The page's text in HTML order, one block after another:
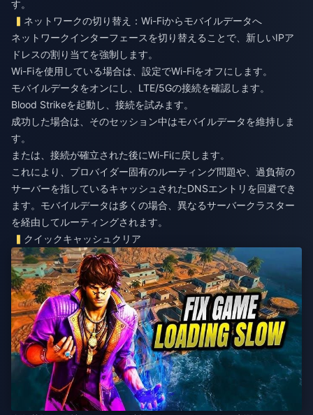
す。
ネットワークの切り替え：Wi-Fiからモバイルデータへ
ネットワークインターフェースを切り替えることで、新しいIPア
ドレスの割り当てを強制します。
Wi-Fiを使用している場合は、設定でWi-Fiをオフにします。
モバイルデータをオンにし、LTE/5Gの接続を確認します。
Blood Strikeを起動し、接続を試みます。
成功した場合は、そのセッション中はモバイルデータを維持しま
す。
または、接続が確立された後にWi-Fiに戻します。
これにより、プロバイダー固有のルーティング問題や、過負荷の
サーバーを指しているキャッシュされたDNSエントリを回避でき
ます。モバイルデータは多くの場合、異なるサーバークラスター
を経由してルーティングされます。
クイックキャッシュクリア